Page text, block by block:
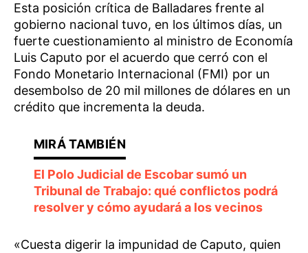
Esta posición crítica de Balladares frente al
gobierno nacional tuvo, en los últimos días, un
fuerte cuestionamiento al ministro de Economía
Luis Caputo por el acuerdo que cerró con el
Fondo Monetario Internacional (FMI) por un
desembolso de 20 mil millones de dólares en un
crédito que incrementa la deuda.
El Polo Judicial de Escobar sumó un
Tribunal de Trabajo: qué conflictos podrá
resolver y cómo ayudará a los vecinos
«Cuesta digerir la impunidad de Caputo, quien